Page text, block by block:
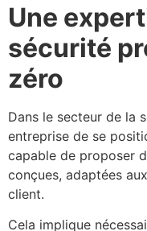
Une
sécurité
zéro
Dans le secteur de la
entreprise de se
capable de proposer
conçues, adaptées
client.
Cela implique